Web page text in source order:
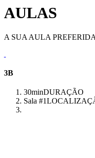
AULAS
A SUA AULA
3B
30minDURAÇÃO
Sala #1